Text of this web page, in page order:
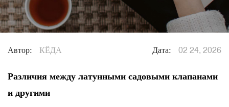
Автор: КЁДА Дата: 02 24, 2026
Различия между латунными садовыми клапанами
и другими